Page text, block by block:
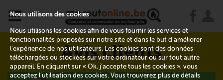
x
Avis clients
Nous utilisons des cookies
Nous utilisons les cookies afin de vous fournir les services et
fonctionnalités proposés sur notre site et dans le but d’améliorer
l’expérience de nos utilisateurs. Les cookies sont des données
téléchargées ou stockées sur votre ordinateur ou sur tout autre
appareil. En cliquant sur « Ok, j’accepte tous les cookies », vous
acceptez l’utilisation des cookies. Vous trouverez plus de détails